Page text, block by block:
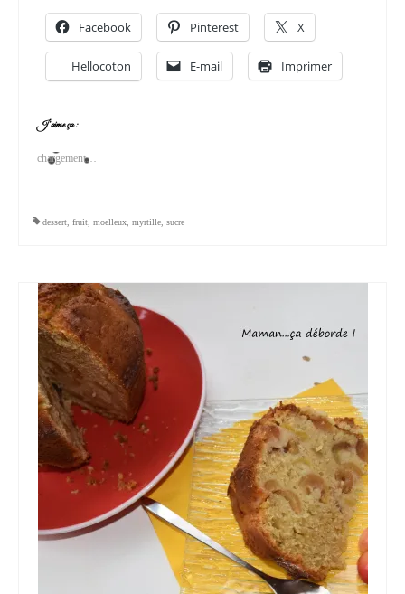
Facebook Pinterest X
Hellocoton E-mail Imprimer
J’aime ça :
chargement…
dessert fruit moelleux myrtille sucre